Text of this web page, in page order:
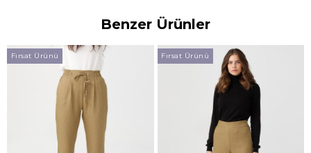
Benzer Ürünler
Fırsat Ürünü Fırsat Ürünü